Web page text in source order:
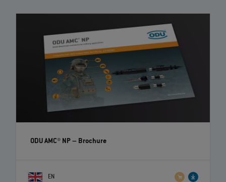
ODU AMC® NP– Brochure
EN